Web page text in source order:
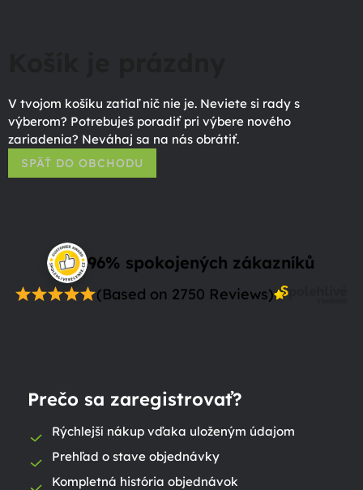
V tvojom košíku zatiaľ nič nie je. Neviete si rady s
výberom? Potrebuješ poradiť pri výbere nového
zariadenia? Neváhaj sa na nás obrátiť.
SPÄŤ DO OBCHODU
96% spokojených zákazníků
(Based on 2750 Reviews)
Prečo sa zaregistrovať?
Rýchlejší nákup vďaka uloženým údajom
Prehľad o stave objednávky
Kompletná história objednávok